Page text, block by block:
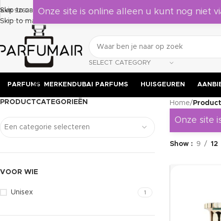
Skip to navigation
Skip to main content
KVK 92628524door deze geuren, leuk om als cadeau te geven aan jezelf of
SELECT CATEGORY
PARFUMS MERKEN DUBAI PARFUMS HUISGEUREN
PRODUCTCATEGORIEËN
Een categorie selecteren
VOOR WIE
Unisex 1
Home/
Onze site
Show 9 12
Onze site is online alleen u kunt nog niet